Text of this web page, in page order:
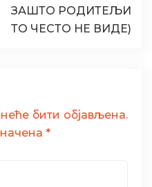
ЗАШТО РОДИТЕЉИ
ТО ЧЕСТО НЕ ВИДЕ)
бити објављена.
*